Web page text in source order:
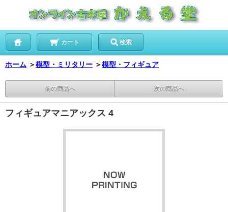
カート 検索
ホーム ＞模型・ミリタリー ＞模型・フィギュア
前の商品へ 次の商品へ
フィギュアマニアックス 4